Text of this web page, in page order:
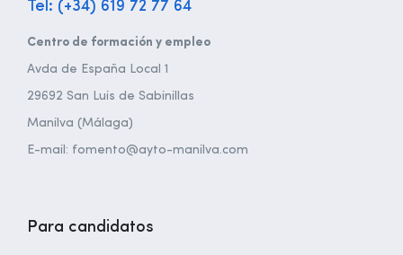
Tel: (+34) 619 72 77 64
Centro de formación y empleo
Avda de España Local 1
29692 San Luis de Sabinillas
Manilva (Málaga)
E-mail: fomento@ayto-manilva.com
Para candidatos